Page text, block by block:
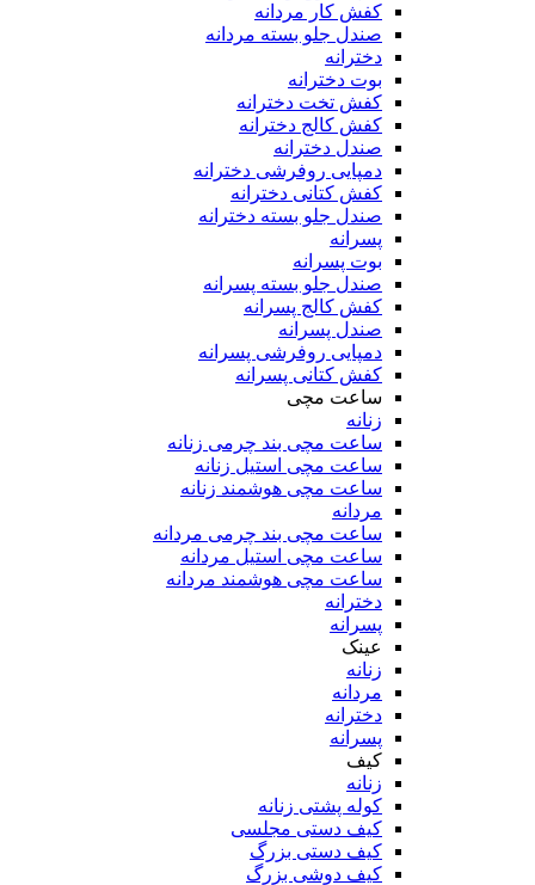
کفش کار مردانه
صندل جلو بسته مردانه
دخترانه
بوت دخترانه
کفش تخت دخترانه
کفش کالج دخترانه
صندل دخترانه
دمپایی روفرشی دخترانه
کفش کتانی دخترانه
صندل جلو بسته دخترانه
پسرانه
بوت پسرانه
صندل جلو بسته پسرانه
کفش کالج پسرانه
صندل پسرانه
دمپایی روفرشی پسرانه
کفش کتانی پسرانه
ساعت مچی
زنانه
ساعت مچی بند چرمی زنانه
ساعت مچی استیل زنانه
ساعت مچی هوشمند زنانه
مردانه
ساعت مچی بند چرمی مردانه
ساعت مچی استیل مردانه
ساعت مچی هوشمند مردانه
دخترانه
پسرانه
عینک
زنانه
مردانه
دخترانه
پسرانه
کیف
زنانه
کوله پشتی زنانه
کیف دستی مجلسی
کیف دستی بزرگ
کیف دوشی بزرگ